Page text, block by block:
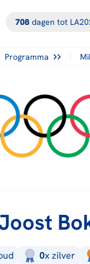
708dagen tot
Programma
0xzilver